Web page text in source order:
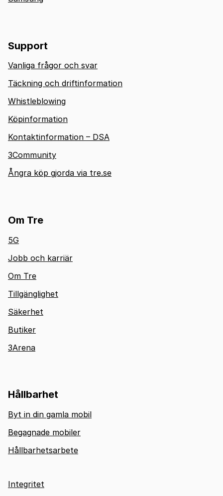
Support
Vanliga frågor och svar
Täckning och driftinformation
Whistleblowing
Köpinformation
Kontaktinformation – DSA
3Community
Ångra köp gjorda via tre.se
Om Tre
5G
Jobb och karriär
Om Tre
Tillgänglighet
Säkerhet
Butiker
3Arena
Hållbarhet
Byt in din gamla mobil
Begagnade mobiler
Hållbarhetsarbete
Integritet